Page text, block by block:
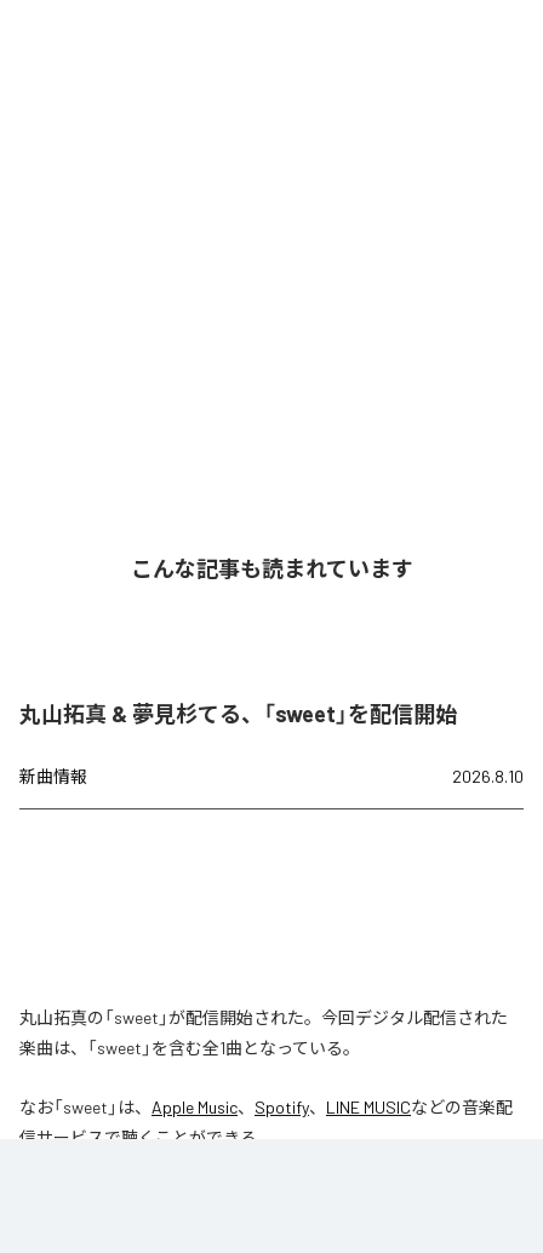
こんな記事も読まれています
丸山拓真 & 夢見杉てる、「sweet」を配信開始
新曲情報 2026.8.10
丸山拓真の「sweet」が配信開始された。今回デジタル配信された
楽曲は、「sweet」を含む全1曲となっている。
なお「sweet 」は、 Apple Music、 Spotify、 LINE MUSICなどの音楽配
信サービスで聴くことができる。